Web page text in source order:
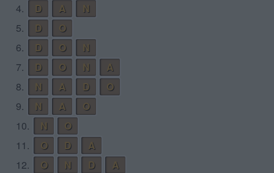
4.
D A
N
5.
D
O
6.
D O
N
7.
D O N
A
8.
N A D
O
9.
N A
O
10.
N
O
11.
O D
A
12.
O N D
A